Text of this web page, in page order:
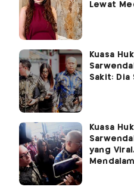
Lewat
Kuasa
Sakit: Dia
Kuasa
yang
Mendalam